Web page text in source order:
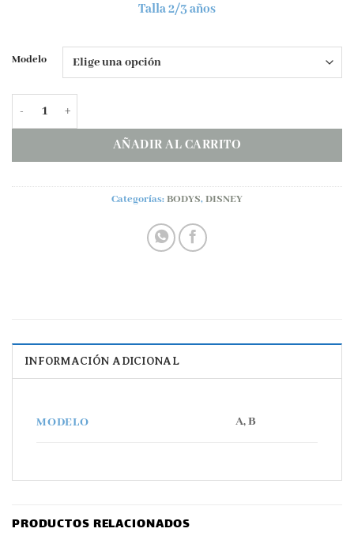
Talla 2/3 años
Modelo
AÑADIR AL CARRITO
Categorías:BODYS,DISNEY
INFORMACIÓN ADICIONAL
MODELO A, B
PRODUCTOS RELACIONADOS